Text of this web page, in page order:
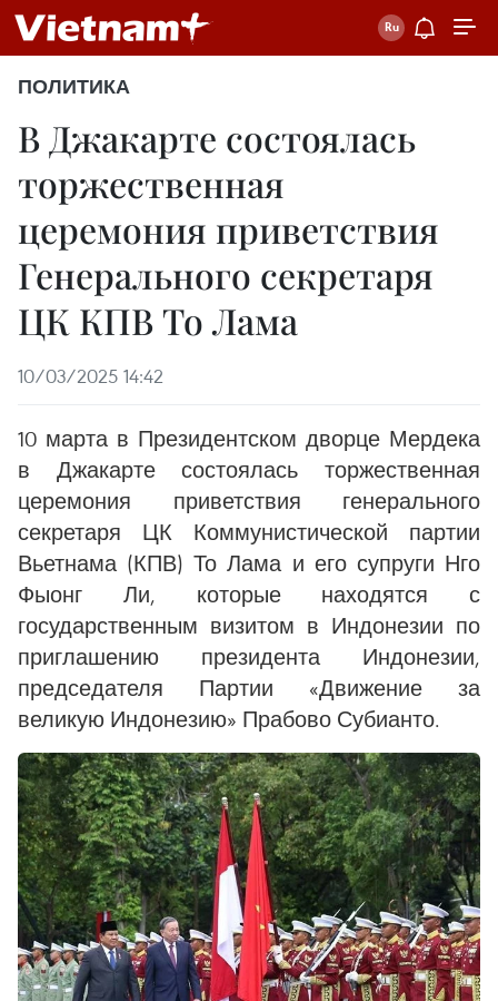
ПОЛИТИКА
В Джакарте состоялась
торжественная
церемония приветствия
Генерального секретаря
ЦК КПВ То Лама
10/03/2025 14:42
10 марта в Президентском дворце Мердека
в Джакарте состоялась торжественная
церемония приветствия генерального
секретаря ЦК Коммунистической партии
Вьетнама (КПВ) То Лама и его супруги Нго
Фыонг Ли, которые находятся с
государственным визитом в Индонезии по
приглашению президента Индонезии,
председателя Партии «Движение за
великую Индонезию» Прабово Субианто.